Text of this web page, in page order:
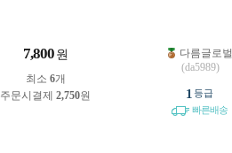
7,800 원
최소 6개
주문시결제 2,750원
다름글로벌
(da5989)
1 등급
빠른배송